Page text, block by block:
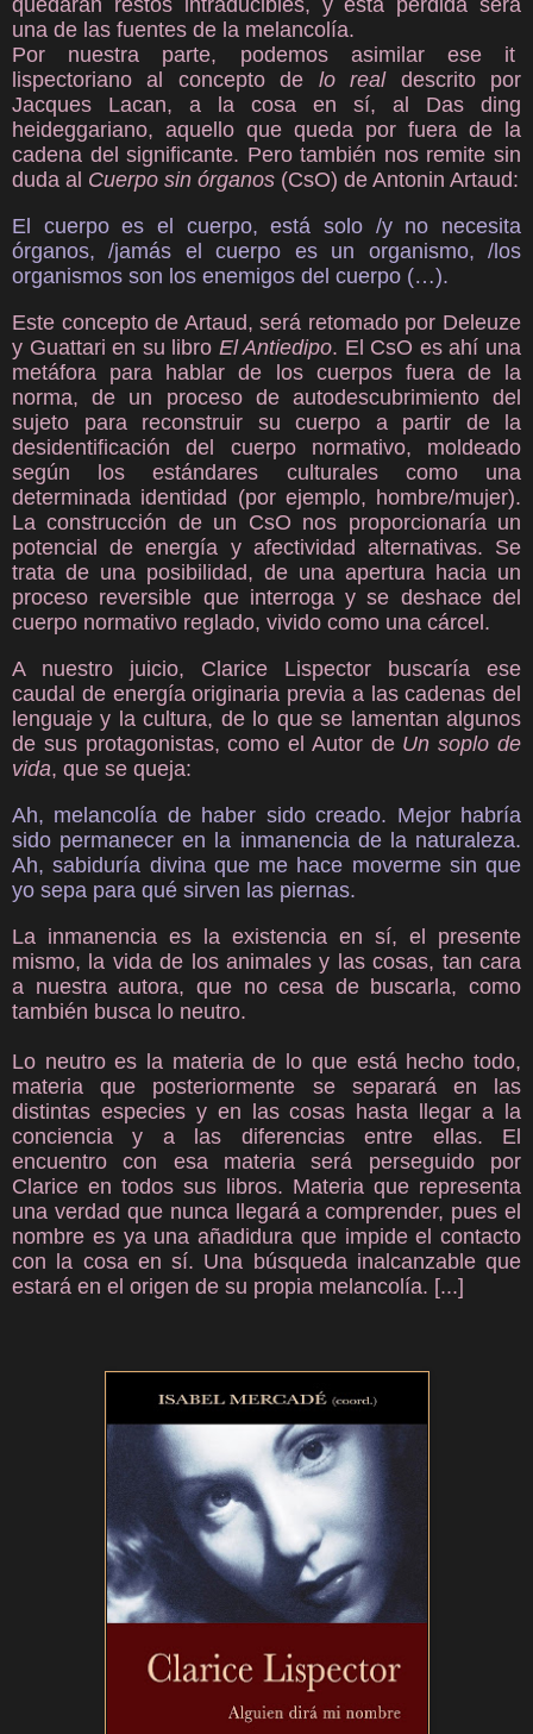
quedarán restos intraducibles, y esta pérdida será
una de las fuentes de la melancolía.
Por nuestra parte, podemos asimilar ese it
lispectoriano al concepto de lo realdescrito por
Jacques Lacan, a la cosa en sí, al Das ding
heideggariano, aquello que queda por fuera de la
cadena del significante. Pero también nos remite sin
duda al Cuerpo sin órganos (CsO) de Antonin Artaud:
El cuerpo es el cuerpo, está solo /y no necesita
órganos, /jamás el cuerpo es un organismo, /los
organismos son los enemigos del cuerpo (…).
Este concepto de Artaud, será retomado por Deleuze
y Guattari en su libro El Antiedipo. El CsO es ahí una
metáfora para hablar de los cuerpos fuera de la
norma, de un proceso de autodescubrimiento del
sujeto para reconstruir su cuerpo a partir de la
desidentificación del cuerpo normativo, moldeado
según los estándares culturales como una
determinada identidad (por ejemplo, hombre/mujer).
La construcción de un CsO nos proporcionaría un
potencial de energía y afectividad alternativas. Se
trata de una posibilidad, de una apertura hacia un
proceso reversible que interroga y se deshace del
cuerpo normativo reglado, vivido como una cárcel.
A nuestro juicio, Clarice Lispector buscaría ese
caudal de energía originaria previa a las cadenas del
lenguaje y la cultura, de lo que se lamentan algunos
de sus protagonistas, como el Autor de Un soplo de
vida, que se queja:
Ah, melancolía de haber sido creado. Mejor habría
sido permanecer en la inmanencia de la naturaleza.
Ah, sabiduría divina que me hace moverme sin que
yo sepa para qué sirven las piernas.
La inmanencia es la existencia en sí, el presente
mismo, la vida de los animales y las cosas, tan cara
a nuestra autora, que no cesa de buscarla, como
también busca lo neutro.
Lo neutro es la materia de lo que está hecho todo,
materia que posteriormente se separará en las
distintas especies y en las cosas hasta llegar a la
conciencia y a las diferencias entre ellas. El
encuentro con esa materia será perseguido por
Clarice en todos sus libros. Materia que representa
una verdad que nunca llegará a comprender, pues el
nombre es ya una añadidura que impide el contacto
con la cosa en sí. Una búsqueda inalcanzable que
estará en el origen de su propia melancolía. [...]